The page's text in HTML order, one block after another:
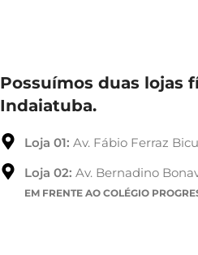
Possuímos duas lojas
Indaiatuba.
Loja 01: Av. Fábio Ferraz
Loja 02: Av. Bernadino
EM FRENTE AO COLÉGIO